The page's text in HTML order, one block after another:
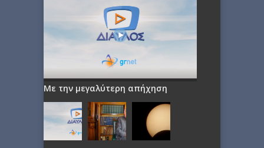
Με την μεγαλύτερη απήχηση